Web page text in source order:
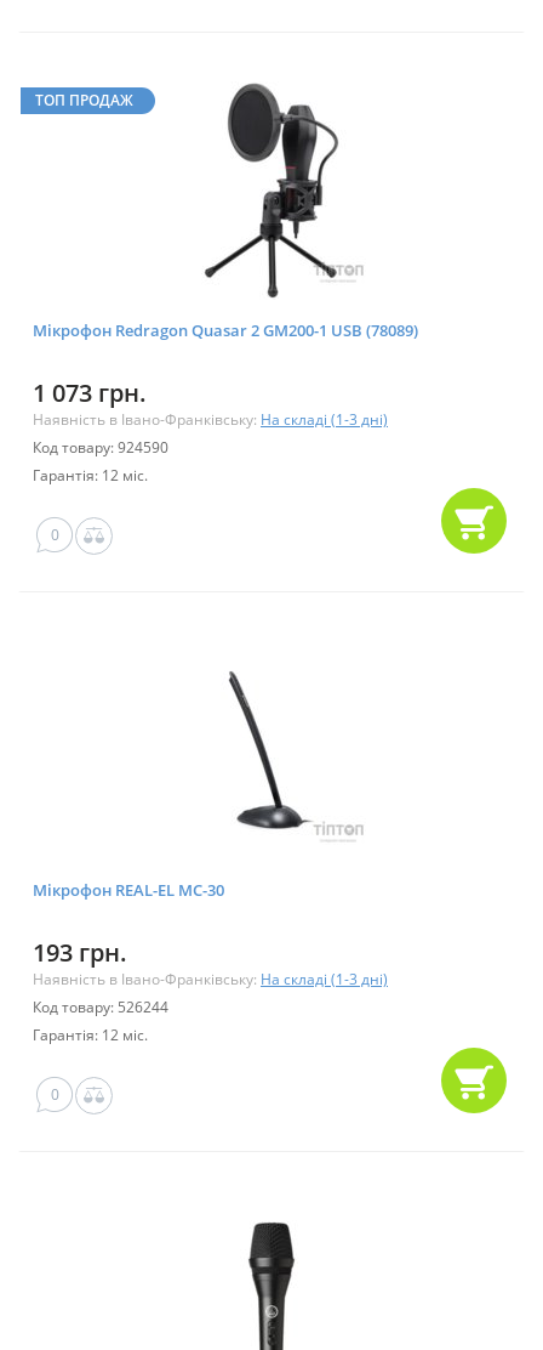
ТОП ПРОДАЖ
Мікрофон Redragon Quasar 2 GM200-1 USB (78089)
1 073 грн.
Наявність в Івано-Франківську: На складі (1-3 дні)
Код товару: 924590
Гарантія: 12 міс.
0
Мікрофон REAL-EL MC-30
193 грн.
Наявність в Івано-Франківську: На складі (1-3 дні)
Код товару: 526244
Гарантія: 12 міс.
0